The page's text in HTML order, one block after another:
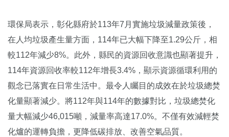
環保局表示，彰化縣府於113年7月實施垃圾減量政策後，
在人均垃圾產生量方面，114年已大幅下降至1.29公斤，相
較112年減少8%。此外，縣民的資源回收意識也顯著提升，
114年資源回收率較112年增長3.4%，顯示資源循環利用的
觀念已落實在日常生活中。最令人矚目的成效在於垃圾總焚
化量顯著減少。將112年與114年的數據對比，垃圾總焚化
量大幅減少46,015噸，減量率高達17.0%。不僅有效減輕焚
化爐的運轉負擔，更降低碳排放、改善空氣品質。